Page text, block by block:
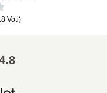
Voti)